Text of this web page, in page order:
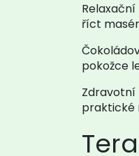
říct
pokožce
Zdravotní
praktické